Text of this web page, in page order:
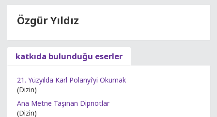
Özgür Yıldız
katkıda bulunduğu eserler
21. Yüzyılda Karl Polanyi’yi Okumak
(Dizin)
Ana Metne Taşınan Dipnotlar
(Dizin)